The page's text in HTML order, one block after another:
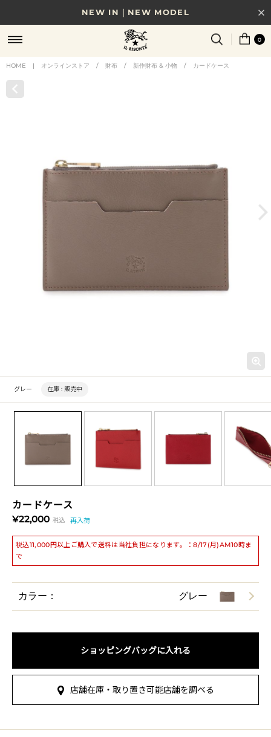
NEW IN｜NEW MODEL
8/17(月)10時まで｜税込11,000円以上で送料無料
贈る相手やシーンから選べる、新しいギフトガイド
0
HOME | オンラインストア / 財布 / 新作財布 & 小物 / カードケース
カードケース
¥22,000 税込 再入荷
税込11,000円以上ご購入で送料は当社負担になります。：8/17(月)AM10時ま
で
グレー 在庫 : 販売中
カラー： グレー
ショッピングバッグに入れる
店舗在庫・取り置き可能店舗を調べる